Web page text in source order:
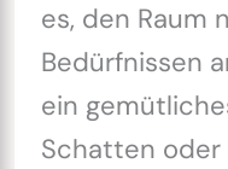
es, den Raum
Bedürfnissen
ein
Schatten oder